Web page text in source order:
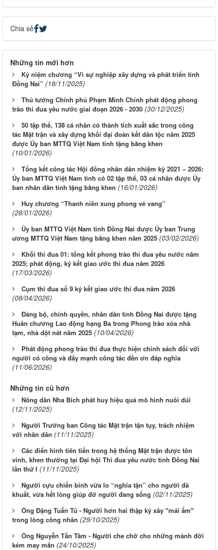
Chia sẻ
Những tin mới hơn
Kỷ niệm chương “Vì sự nghiệp xây dựng và phát triển tỉnh
Đồng Nai” (18/11/2025)
Thủ tướng Chính phủ Phạm Minh Chính phát động phong
trào thi đua yêu nước giai đoạn 2026 - 2030 (30/12/2025)
50 tập thể, 138 cá nhân có thành tích xuất sắc trong công
tác Mặt trận và xây dựng khối đại đoàn kết dân tộc năm 2025
được Ủy ban MTTQ Việt Nam tỉnh tặng bằng khen
(10/01/2026)
Tổng kết công tác Hội đồng nhân dân nhiệm kỳ 2021 – 2026:
Ủy ban MTTQ Việt Nam tỉnh có 02 tập thể, 03 cá nhân được Ủy
ban nhân dân tỉnh tặng bằng khen (16/01/2026)
Huy chương “Thanh niên xung phong vẻ vang”
(28/01/2026)
Ủy ban MTTQ Việt Nam tỉnh Đồng Nai được Ủy ban Trung
ương MTTQ Việt Nam tặng bằng khen năm 2025 (03/02/2026)
Khối thi đua 01: tổng kết phong trào thi đua yêu nước năm
2025; phát động, ký kết giao ước thi đua năm 2026
(17/03/2026)
Cụm thi đua số 9 ký kết giao ước thi đua năm 2026
(08/04/2026)
Đảng bộ, chính quyền, nhân dân tỉnh Đồng Nai được tặng
Huân chương Lao động hạng Ba trong Phong trào xóa nhà
tạm, nhà dột nát năm 2025 (10/04/2026)
Phát động phong trào thi đua thực hiện chính sách đối với
người có công và đẩy mạnh công tác đền ơn đáp nghĩa
(11/06/2026)
Những tin cũ hơn
Nông dân Nha Bích phát huy hiệu quả mô hình nuôi dúi
(12/11/2025)
Người Trưởng ban Công tác Mặt trận tận tụy, trách nhiệm
với nhân dân (11/11/2025)
Các điển hình tiên tiến trong hệ thống Mặt trận được tôn
vinh, khen thưởng tại Đại hội Thi đua yêu nước tỉnh Đồng Nai
lần thứ I (11/11/2025)
Người cựu chiến binh vừa lo “nghĩa tận” cho người đã
khuất, vừa hết lòng giúp đỡ người đang sống (02/11/2025)
Ông Đặng Tuấn Tú - Người hơn hai thập kỷ xây "mái ấm"
trong lòng công nhân (29/10/2025)
Ông Nguyễn Tấn Tâm - Người che chở cho những mảnh đời
kém may mắn (24/10/2025)